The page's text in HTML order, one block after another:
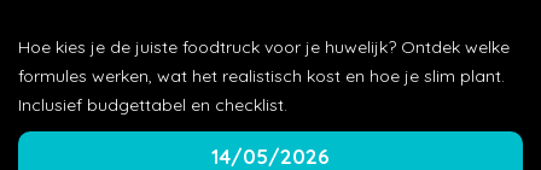
Hoe kies je de juiste foodtruck voor je huwelijk? Ontdek welke
formules werken, wat het realistisch kost en hoe je slim plant.
Inclusief budgettabel en checklist.
14/05/2026